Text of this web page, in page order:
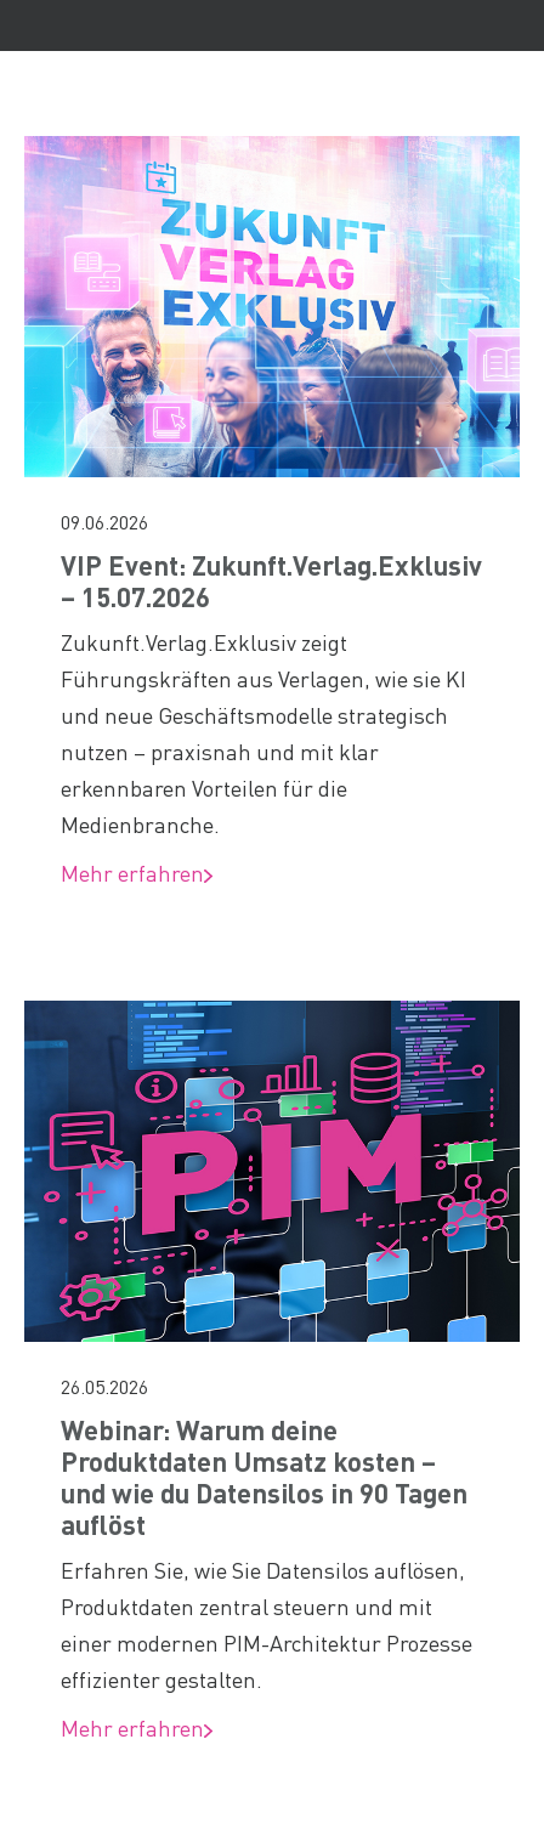
09.06.2026
VIP Event: Zukunft.Verlag.Exklusiv
– 15.07.2026
Zukunft.Verlag.Exklusiv zeigt
Führungskräften aus Verlagen, wie sie KI
und neue Geschäftsmodelle strategisch
nutzen – praxisnah und mit klar
erkennbaren Vorteilen für die
Medienbranche.
Mehr erfahren
26.05.2026
Webinar: Warum deine
Produktdaten Umsatz kosten –
und wie du Datensilos in 90 Tagen
auflöst
Erfahren Sie, wie Sie Datensilos auflösen,
Produktdaten zentral steuern und mit
einer modernen PIM-Architektur Prozesse
effizienter gestalten.
Mehr erfahren